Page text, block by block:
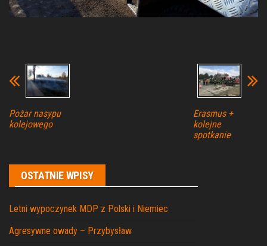
Pożar nasypu
kolejowego
Erasmus +
kolejne
spotkanie
OSTATNIE WPISY
Letni wypoczynek MDP z Polski i Niemiec
Agresywne owady – Przybysław